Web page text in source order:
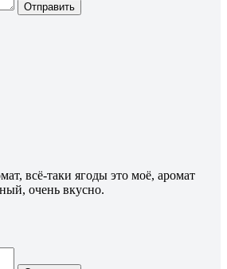
Отправить
всё-таки ягоды это моё, аромат
очень вкусно.